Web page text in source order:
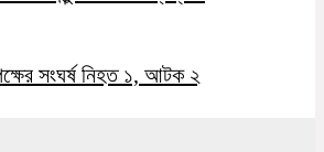
সংঘর্ষ নিহত ১, আটক ২